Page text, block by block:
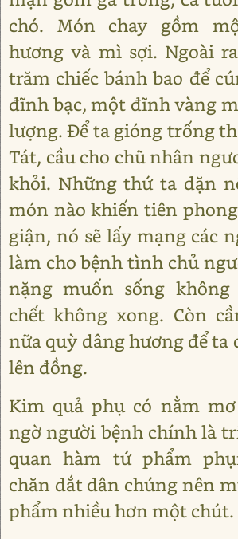
chó. Món chay gồm
hương và mì sợi. Ngoài
trăm chiếc bánh bao để
đĩnh bạc, một đĩnh vàng
lượng. Để ta gióng trống
Tát, cầu cho chũ nhân
khỏi. Những thứ ta dặn
món nào khiến tiên
giận, nó sẽ lấy mạng các
làm cho bệnh tình chủ
nặng muốn sống không
chết không xong. Còn
nữa quỳ dâng hương để
lên đồng.
Kim quả phụ có nằm
ngờ người bệnh chính là
quan hàm tứ phẩm
chăn dắt dân chúng nên
phẩm nhiều hơn một chút.